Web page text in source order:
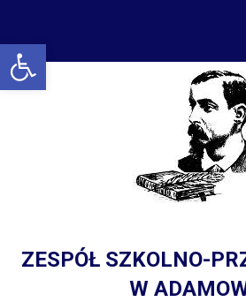
Open toolbar
ZESPÓŁ SZKOLNO-
W